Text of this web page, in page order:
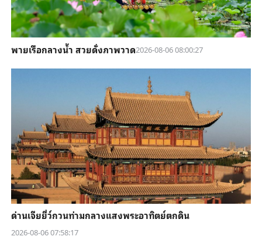
พายเรือกลางน้ำ สวยดั่งภาพวาด2026-08-06 08:00:27
ด่านเจียยี่ว์กวนท่ามกลางแสงพระอาทิตย์ตกดิน
2026-08-06 07:58:17